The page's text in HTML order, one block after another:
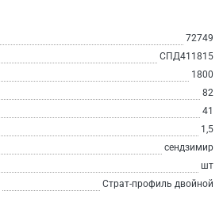
72749
СПД411815
1800
82
41
1,5
сендзимир
шт
Страт-профиль двойной